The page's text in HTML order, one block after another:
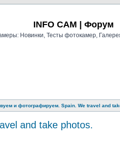
INFO CAM | Форум
Новинки, Тесты фотокамер,
и фотографируем. Spain. We travel and
and take photos.